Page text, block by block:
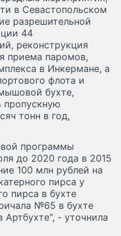
в Севастопольском
разрешительной
44
реконструкция
приема паромов,
в Инкермане, а
флота и
бухте,
пропускную
тонн в год,
программы
до 2020 года в 2015
100 млн рублей на
пирса у
пирса в бухте
№65 в бухте
- уточнила